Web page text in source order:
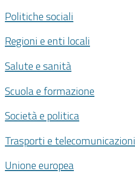
Politiche sociali
Regioni e enti locali
Salute e sanità
Scuola e formazione
Società e politica
Trasporti e telecomunicazioni
Unione europea